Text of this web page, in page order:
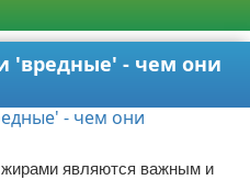
'вредные' - чем они
являются важным и